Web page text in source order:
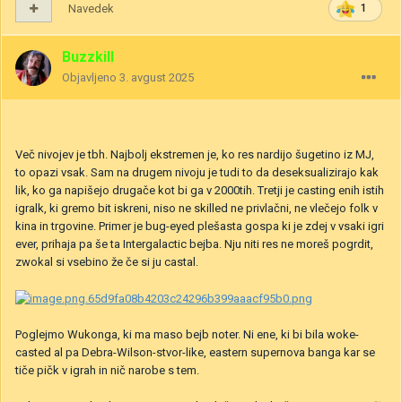
1
Navedek
Buzzkill
Objavljeno 3. avgust 2025
Več nivojev je tbh. Najbolj ekstremen je, ko res nardijo šugetino iz MJ,
to opazi vsak. Sam na drugem nivoju je tudi to da deseksualizirajo kak
lik, ko ga napišejo drugače kot bi ga v 2000tih. Tretji je casting enih istih
igralk, ki gremo bit iskreni, niso ne skilled ne privlačni, ne vlečejo folk v
kina in trgovine. Primer je bug-eyed plešasta gospa ki je zdej v vsaki igri
ever, prihaja pa še ta Intergalactic bejba. Nju niti res ne moreš pogrdit,
zwokal si vsebino že če si ju castal.
Poglejmo Wukonga, ki ma maso bejb noter. Ni ene, ki bi bila woke-
casted al pa Debra-Wilson-stvor-like, eastern supernova banga kar se
tiče pičk v igrah in nič narobe s tem.